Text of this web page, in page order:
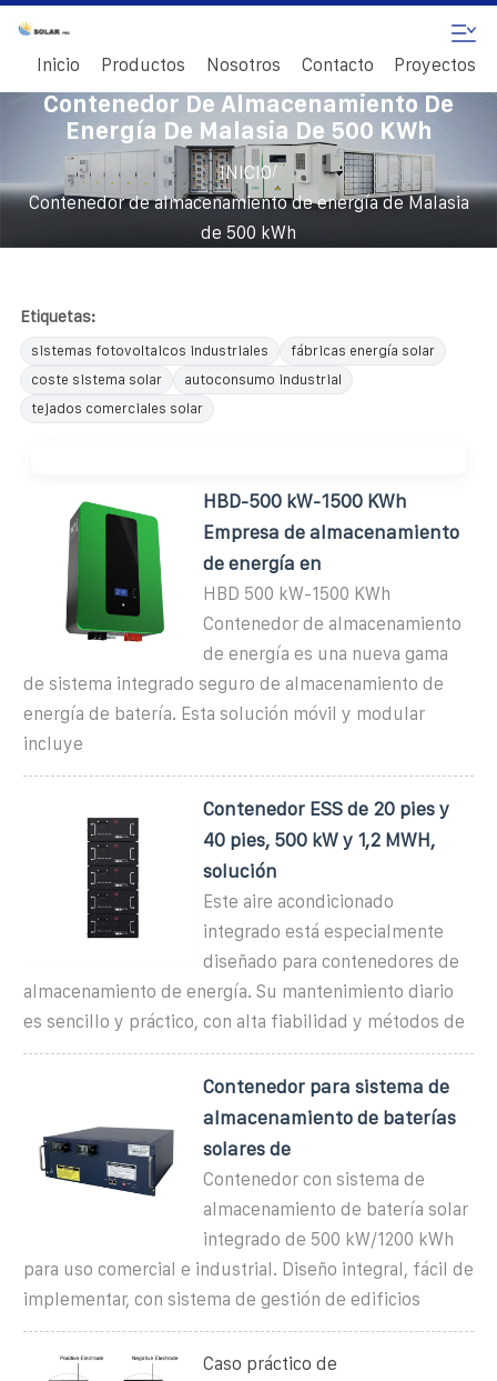
Inicio Productos Nosotros Contacto Proyectos
Contenedor De Almacenamiento De
Energía De Malasia De 500 KWh
INICIO/
Contenedor de almacenamiento de energía de Malasia
de 500 kWh
Etiquetas:
sistemas fotovoltaicos industriales
fábricas energía solar
coste sistema solar
autoconsumo industrial
tejados comerciales solar
HBD-500 kW-1500 KWh
Empresa de almacenamiento
de energía en
HBD 500 kW-1500 KWh
Contenedor de almacenamiento
de energía es una nueva gama
de sistema integrado seguro de almacenamiento de
energía de batería. Esta solución móvil y modular
incluye
Contenedor ESS de 20 pies y
40 pies, 500 kW y 1,2 MWH,
solución
Este aire acondicionado
integrado está especialmente
diseñado para contenedores de
almacenamiento de energía. Su mantenimiento diario
es sencillo y práctico, con alta fiabilidad y métodos de
Contenedor para sistema de
almacenamiento de baterías
solares de
Contenedor con sistema de
almacenamiento de batería solar
integrado de 500 kW/1200 kWh
para uso comercial e industrial. Diseño integral, fácil de
implementar, con sistema de gestión de edificios
Caso práctico de